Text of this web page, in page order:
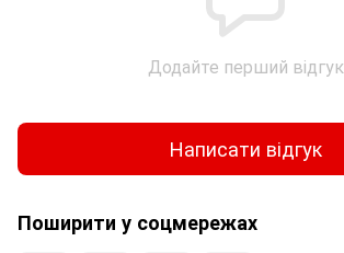
Додайте перший відгук
Написати відгук
Поширити у соцмережах